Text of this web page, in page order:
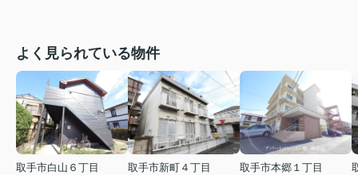
よく見られている物件
取手市白山６丁目
取手市新町４丁目
取手市本郷１丁目